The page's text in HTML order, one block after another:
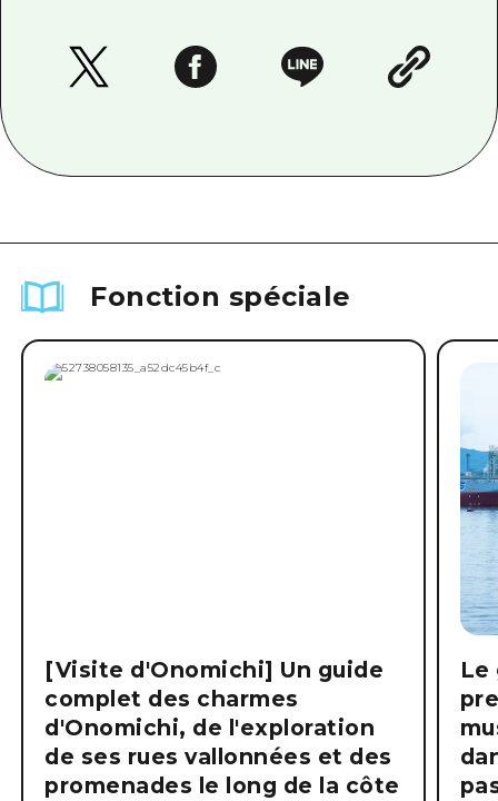
Fonction spéciale
[Visite d'Onomichi] Un guide
complet des charmes
d'Onomichi, de l'exploration
de ses rues vallonnées et des
promenades le long de la côte
Le